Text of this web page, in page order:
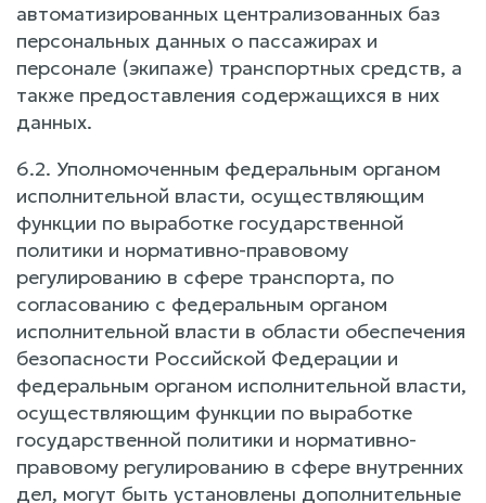
автоматизированных централизованных баз
персональных данных о пассажирах и
персонале (экипаже) транспортных средств, а
также предоставления содержащихся в них
данных.
6.2. Уполномоченным федеральным органом
исполнительной власти, осуществляющим
функции по выработке государственной
политики и нормативно-правовому
регулированию в сфере транспорта, по
согласованию с федеральным органом
исполнительной власти в области обеспечения
безопасности Российской Федерации и
федеральным органом исполнительной власти,
осуществляющим функции по выработке
государственной политики и нормативно-
правовому регулированию в сфере внутренних
дел, могут быть установлены дополнительные